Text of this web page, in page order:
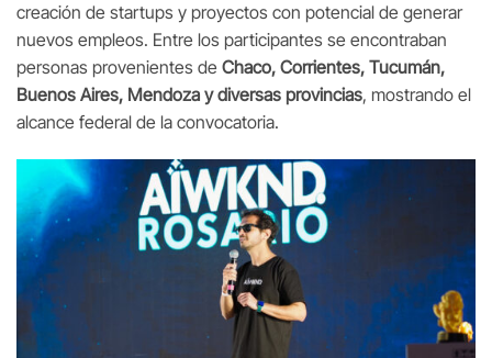
creación de startups y proyectos con potencial de generar
nuevos empleos. Entre los participantes se encontraban
personas provenientes de Chaco, Corrientes, Tucumán,
Buenos Aires, Mendoza y diversas provincias, mostrando el
alcance federal de la convocatoria.